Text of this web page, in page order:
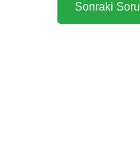
Sonraki Soru